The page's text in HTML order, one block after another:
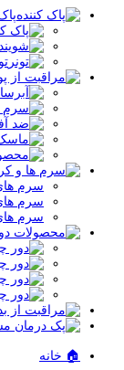
سرم های
سرم
سرم
🏠 خانه